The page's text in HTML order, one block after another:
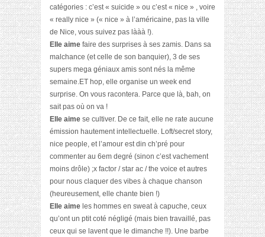
catégories : c’est « suicide » ou c’est « nice » , voire
« really nice » (« nice » à l’américaine, pas la ville
de Nice, vous suivez pas lààà !).
Elle aime faire des surprises à ses zamis. Dans sa
malchance (et celle de son banquier), 3 de ses
supers mega géniaux amis sont nés la même
semaine.ET hop, elle organise un week end
surprise. On vous racontera. Parce que là, bah, on
sait pas où on va !
Elle aime se cultiver. De ce fait, elle ne rate aucune
émission hautement intellectuelle. Loft/secret story,
nice people, et l’amour est din ch’pré pour
commenter au 6em degré (sinon c’est vachement
moins drôle) ;x factor / star ac / the voice et autres
pour nous claquer des vibes à chaque chanson
(heureusement, elle chante bien !)
Elle aime les hommes en sweat à capuche, ceux
qu’ont un ptit coté négligé (mais bien travaillé, pas
ceux qui se lavent que le dimanche !!). Une barbe